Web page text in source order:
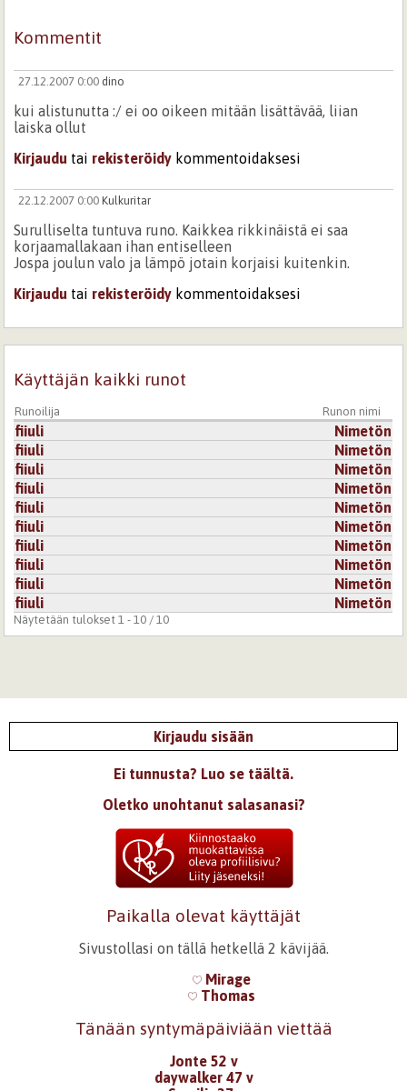
Kommentit
27.12.2007 0:00 dino
kui alistunutta :/ ei oo oikeen mitään lisättävää, liian
laiska ollut
Kirjaudu tai rekisteröidy kommentoidaksesi
22.12.2007 0:00 Kulkuritar
Surulliselta tuntuva runo. Kaikkea rikkinäistä ei saa
korjaamallakaan ihan entiselleen
Jospa joulun valo ja lämpö jotain korjaisi kuitenkin.
Kirjaudu tai rekisteröidy kommentoidaksesi
Käyttäjän kaikki runot
Runoilija Runon nimi
fiiuli
Nimetön
fiiuli
Nimetön
fiiuli
Nimetön
fiiuli
Nimetön
fiiuli
Nimetön
fiiuli
Nimetön
fiiuli
Nimetön
fiiuli
Nimetön
fiiuli
Nimetön
fiiuli
Nimetön
Näytetään tulokset 1 - 10 / 10
Kirjaudu sisään
Ei tunnusta? Luo se täältä.
Oletko unohtanut salasanasi?
Paikalla olevat käyttäjät
Sivustollasi on tällä hetkellä 2 kävijää.
Mirage
Thomas
Tänään syntymäpäiviään viettää
Jonte 52 v
daywalker 47 v